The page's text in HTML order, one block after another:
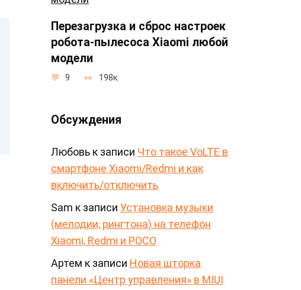
Перезагрузка и сброс настроек
робота-пылесоса Xiaomi любой
модели
9 198к.
Обсуждения
Любовь к записи Что такое VoLTE в
смартфоне Xiaomi/Redmi и как
включить/отключить
Sam к записи Установка музыки
(мелодии, рингтона) на телефон
Xiaomi, Redmi и POCO
Артем к записи Новая шторка
панели «Центр управления» в MIUI